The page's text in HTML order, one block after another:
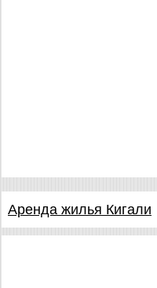
Аренда жилья Кигали